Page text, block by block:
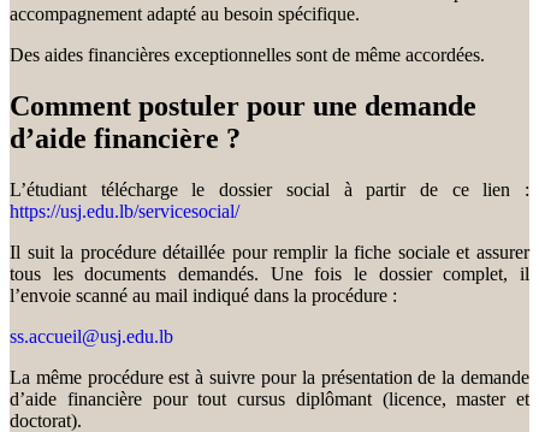
accompagnement adapté au besoin spécifique.
Des aides financières exceptionnelles sont de même accordées.
Comment postuler pour une demande
d’aide financière ?
L’étudiant télécharge le dossier social à partir de ce lien :
https://usj.edu.lb/servicesocial/
Il suit la procédure détaillée pour remplir la fiche sociale et assurer
tous les documents demandés. Une fois le dossier complet, il
l’envoie scanné au mail indiqué dans la procédure :
ss.accueil@usj.edu.lb
La même procédure est à suivre pour la présentation de la demande
d’aide financière pour tout cursus diplômant (licence, master et
doctorat).